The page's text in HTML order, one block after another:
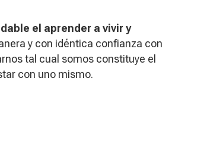
el aprender a vivir y
y con idéntica confianza con
tal cual somos constituye el
con uno mismo.